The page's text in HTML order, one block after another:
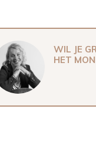
WIL JE
HET